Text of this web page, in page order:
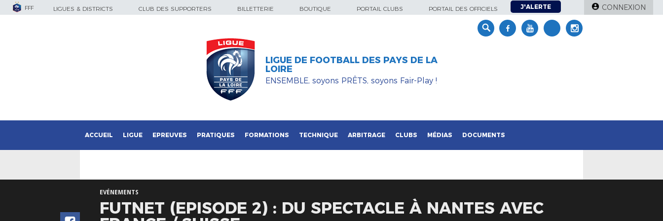
FFF LIGUES & DISTRICTS CLUB DES SUPPORTERS BILLETTERIE BOUTIQUE PORTAIL CLUBS PORTAIL DES OFFICIELS J'ALERTE CONNEXION
LIGUE DE FOOTBALL DES PAYS DE LA
LOIRE
ENSEMBLE, soyons PRÊTS, soyons Fair-Play !
ACCUEIL LIGUE EPREUVES PRATIQUES FORMATIONS TECHNIQUE ARBITRAGE CLUBS MÉDIAS DOCUMENTS
EVÉNEMENTS
FUTNET (EPISODE 2) : DU SPECTACLE À NANTES AVEC